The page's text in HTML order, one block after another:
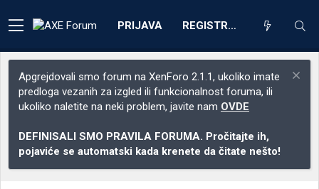
PRIJAVA REGISTRACIJA
Apgrejdovali smo forum na XenForo 2.1.1, ukoliko imate
predloga vezanih za izgled ili funkcionalnost foruma, ili
ukoliko naletite na neki problem, javite nam OVDE
DEFINISALI SMO PRAVILA FORUMA. Pročitajte ih,
pojaviće se automatski kada krenete da čitate nešto!